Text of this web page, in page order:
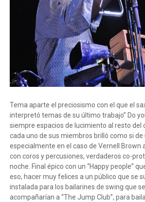
Tema aparte el preciosismo con el que el
interpretó temas de su último trabajo” Do
siempre espacios de lucimiento al resto del
cada uno de sus miembros brilló como si
especialmente en el caso de Vernell Brown
con coros y percusiones, verdaderos co-
noche. Final épico con un “Happy people”
eso, hacer muy felices a un público que se
instalada para los bailarines de swing que
acompañarían a “The Jump Club”, para